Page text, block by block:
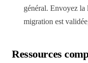
général. Envoyez la
migration est
Ressources